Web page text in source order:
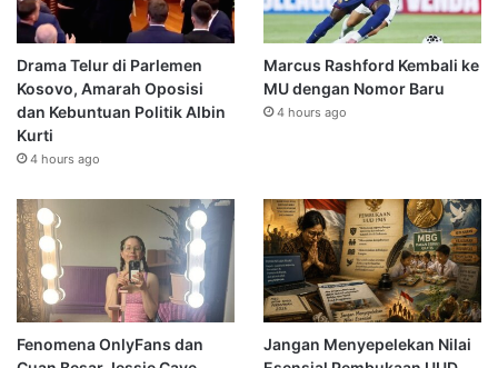
Drama Telur di Parlemen
Kosovo, Amarah Oposisi
dan Kebuntuan Politik Albin
Kurti
4 hours ago
Marcus Rashford Kembali ke
MU dengan Nomor Baru
4 hours ago
Fenomena OnlyFans dan
Jangan Menyepelekan Nilai